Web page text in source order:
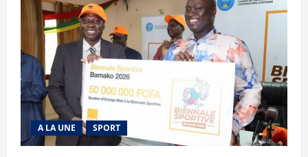
A LA UNE SPORT